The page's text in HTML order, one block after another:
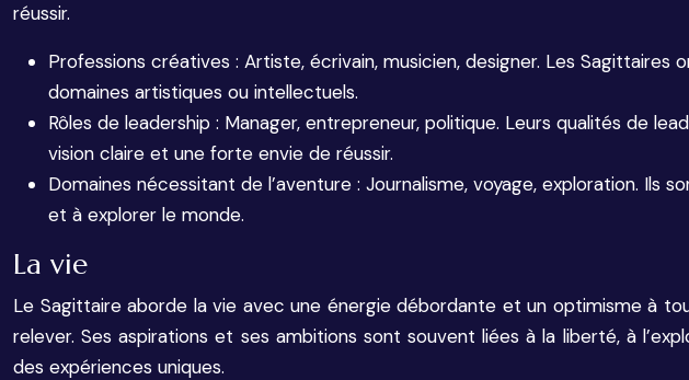
réussir.
Professions créatives : Artiste, écrivain, musicien, designer. Les
domaines artistiques ou intellectuels.
Rôles de leadership : Manager, entrepreneur, politique. Leurs qualités de
vision claire et une forte envie de réussir.
Domaines nécessitant de l’aventure : Journalisme, voyage, exploration.
et à explorer le monde.
La vie
Le Sagittaire aborde la vie avec une énergie débordante et un optimisme à
relever. Ses aspirations et ses ambitions sont souvent liées à la liberté, à
des expériences uniques.